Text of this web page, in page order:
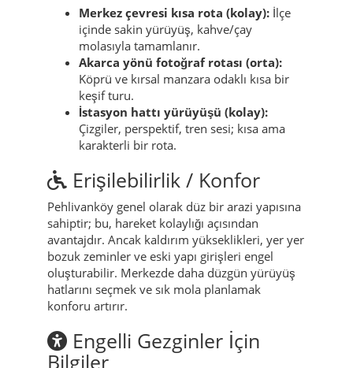
Merkez çevresi kısa rota (kolay): İlçe
içinde sakin yürüyüş, kahve/çay
molasıyla tamamlanır.
Akarca yönü fotoğraf rotası (orta):
Köprü ve kırsal manzara odaklı kısa bir
keşif turu.
İstasyon hattı yürüyüşü (kolay):
Çizgiler, perspektif, tren sesi; kısa ama
karakterli bir rota.
Erişilebilirlik / Konfor
Pehlivanköy genel olarak düz bir arazi yapısına
sahiptir; bu, hareket kolaylığı açısından
avantajdır. Ancak kaldırım yükseklikleri, yer yer
bozuk zeminler ve eski yapı girişleri engel
oluşturabilir. Merkezde daha düzgün yürüyüş
hatlarını seçmek ve sık mola planlamak
konforu artırır.
Engelli Gezginler İçin
Bilgiler